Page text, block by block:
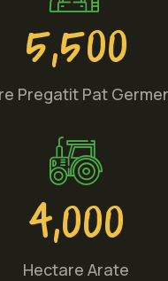
5,500
Pregatit Pat
4,000
Hectare Arate